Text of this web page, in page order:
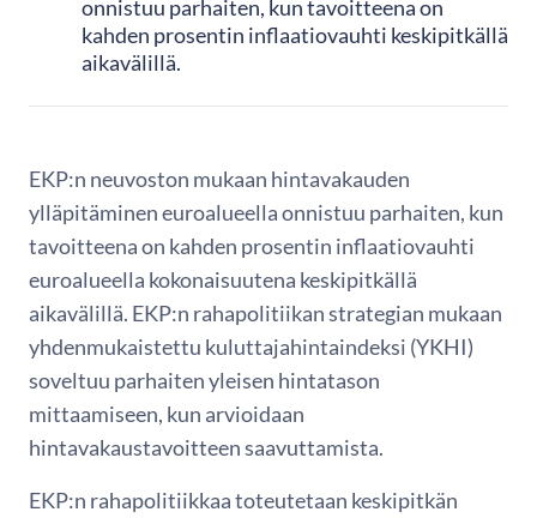
onnistuu parhaiten, kun tavoitteena on
kahden prosentin inflaatiovauhti keskipitkällä
aikavälillä.
EKP:n neuvoston mukaan hintavakauden
ylläpitäminen euroalueella onnistuu parhaiten, kun
tavoitteena on kahden prosentin inflaatiovauhti
euroalueella kokonaisuutena keskipitkällä
aikavälillä. EKP:n rahapolitiikan strategian mukaan
yhdenmukaistettu kuluttajahintaindeksi (YKHI)
soveltuu parhaiten yleisen hintatason
mittaamiseen, kun arvioidaan
hintavakaustavoitteen saavuttamista.
EKP:n rahapolitiikkaa toteutetaan keskipitkän